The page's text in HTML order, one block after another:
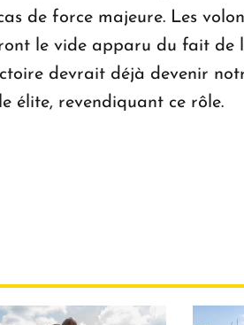
de force majeure. Les
le vide apparu du fait de
devrait déjà devenir
élite, revendiquant ce rôle.